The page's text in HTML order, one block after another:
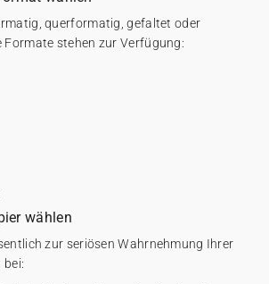
querformatig, gefaltet oder
Formate stehen zur Verfügung:
wählen
zur seriösen Wahrnehmung Ihrer
bei: